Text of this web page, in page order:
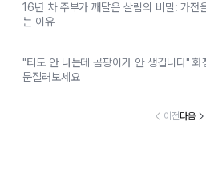
16년 차 주부가 깨달은 살림의 비밀: 가전
는 이유
"티도 안 나는데 곰팡이가 안 생깁니다"
문질러보세요
이전다음